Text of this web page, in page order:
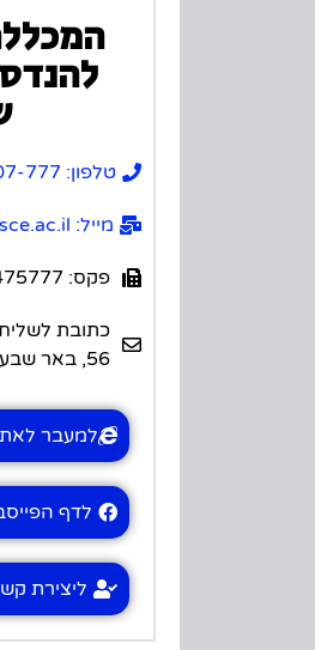
טלפון: 1-800-207-777
מייל: info@sce.ac.il
פקס: 08-6475777
כתובת
56, באר שבע
למעבר
לדף
ליצירת